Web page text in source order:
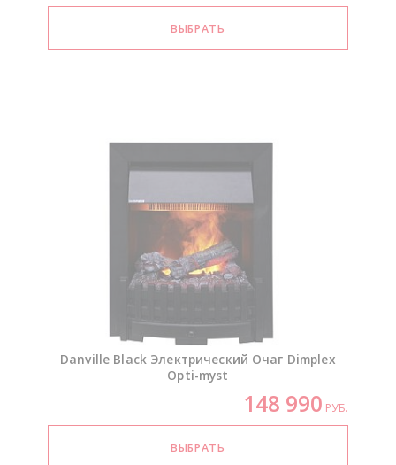
Danville Black Электрический Очаг Dimplex
Opti-myst
148 990 РУБ.